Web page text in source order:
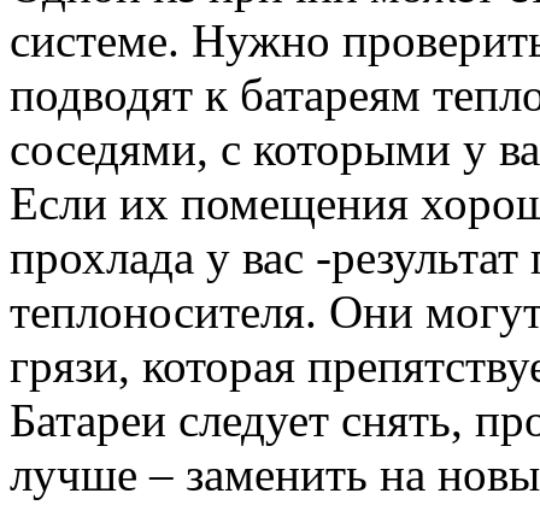
системе. Нужно
подводят к батареям
соседями, с которыми у
Если их помещения
прохлада у вас -
теплоносителя. Они
грязи, которая
Батареи следует снять,
лучше – заменить на